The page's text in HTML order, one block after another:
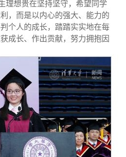
理想贵在坚持坚守，希望同学
，而是以内心的强大、能力的
个人的成长，踏踏实实地在每
成长、作出贡献，努力拥抱因